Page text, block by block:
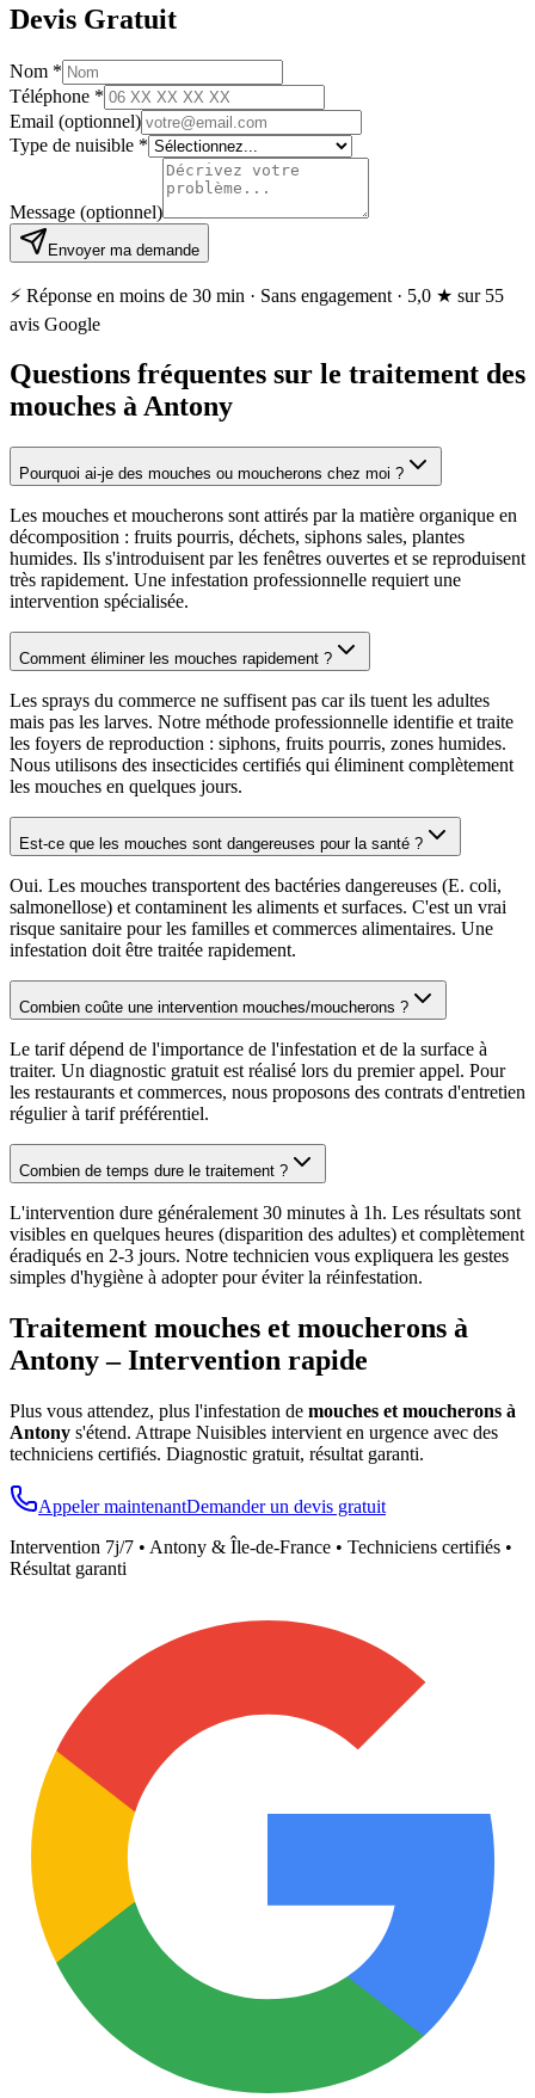
Devis Gratuit
Nom *
Téléphone *
Email (optionnel)
Type de nuisible *
Message (optionnel)
Envoyer ma demande
⚡ Réponse en moins de 30 min · Sans engagement · 5,0 ★ sur 55
avis Google
Questions fréquentes sur le traitement des
mouches à Antony
Pourquoi ai-je des mouches ou moucherons chez moi ?
Les mouches et moucherons sont attirés par la matière organique en
décomposition : fruits pourris, déchets, siphons sales, plantes
humides. Ils s'introduisent par les fenêtres ouvertes et se reproduisent
très rapidement. Une infestation professionnelle requiert une
intervention spécialisée.
Comment éliminer les mouches rapidement ?
Les sprays du commerce ne suffisent pas car ils tuent les adultes
mais pas les larves. Notre méthode professionnelle identifie et traite
les foyers de reproduction : siphons, fruits pourris, zones humides.
Nous utilisons des insecticides certifiés qui éliminent complètement
les mouches en quelques jours.
Est-ce que les mouches sont dangereuses pour la santé ?
Oui. Les mouches transportent des bactéries dangereuses (E. coli,
salmonellose) et contaminent les aliments et surfaces. C'est un vrai
risque sanitaire pour les familles et commerces alimentaires. Une
infestation doit être traitée rapidement.
Combien coûte une intervention mouches/moucherons ?
Le tarif dépend de l'importance de l'infestation et de la surface à
traiter. Un diagnostic gratuit est réalisé lors du premier appel. Pour
les restaurants et commerces, nous proposons des contrats d'entretien
régulier à tarif préférentiel.
Combien de temps dure le traitement ?
L'intervention dure généralement 30 minutes à 1h. Les résultats sont
visibles en quelques heures (disparition des adultes) et complètement
éradiqués en 2-3 jours. Notre technicien vous expliquera les gestes
simples d'hygiène à adopter pour éviter la réinfestation.
Traitement mouches et moucherons à
Antony– Intervention rapide
Plus vous attendez, plus l'infestation de mouches et moucherons à
Antony s'étend. Attrape Nuisibles intervient en urgence avec des
techniciens certifiés. Diagnostic gratuit, résultat garanti.
Appeler maintenantDemander un devis gratuit
Intervention 7j/7 • Antony & Île-de-France • Techniciens certifiés •
Résultat garanti